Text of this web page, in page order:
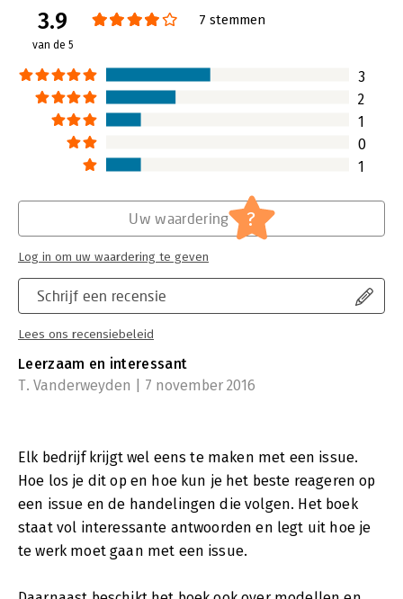
Verschijningsdatum:
20-8-2014
Hoofdrubriek:
Serie:
Merk, Reputatie & Design
3.9
van de 5
7 stemmen
3
2
1
0
1
Schrijf een recensie
Lees ons recensiebeleid
Uw waardering ?
Log in om uw waardering te geven
Leerzaam en interessant
T. Vanderweyden | 7 november 2016
Elk bedrijf krijgt wel eens te maken met een issue.
Hoe los je dit op en hoe kun je het beste reageren op
een issue en de handelingen die volgen. Het boek
staat vol interessante antwoorden en legt uit hoe je
te werk moet gaan met een issue.